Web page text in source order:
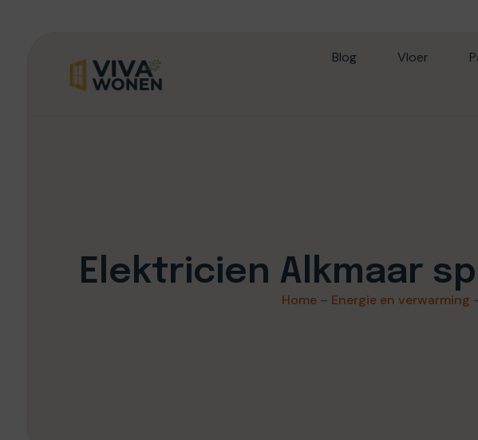
Blog Vloer
Elektricien Alkmaar
Home– Energie en verwarming